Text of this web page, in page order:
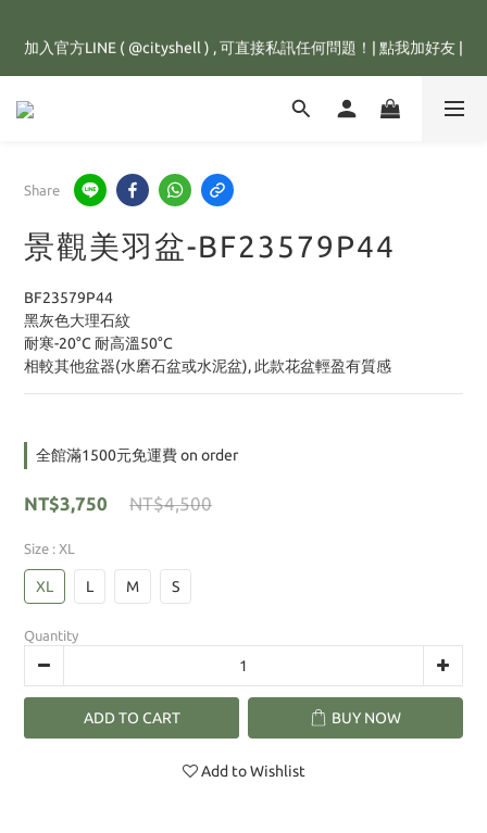
25元購物金💰
加入官方LINE ( @cityshell ) , 可直接私訊任何問題！| 點我加好友 |
超取有重量限制，超重訂單會進行拆單程序，並多增收65元拆單費
全館滿1500元，訂單即享免運優惠，新註冊會員，還可立即獲得
25元購物金💰
Share
景觀美羽盆-BF23579P44
BF23579P44
黑灰色大理石紋
耐寒-20°C 耐高溫50°C
相較其他盆器(水磨石盆或水泥盆), 此款花盆輕盈有質感
全館滿1500元免運費 on order
NT$4,500
NT$3,750
Size : XL
XL L M S
Quantity
ADD TO CART BUY NOW
Add to Wishlist